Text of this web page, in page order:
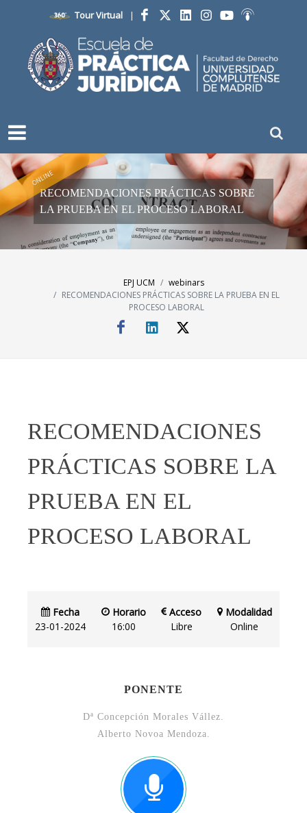
Tour Virtual |
Facebook
ONLINE
RECOMENDACIONES PRÁCTICAS SOBRE
LA PRUEBA EN EL PROCESO LABORAL
EPJ UCM
webinars
RECOMENDACIONES PRÁCTICAS SOBRE LA PRUEBA EN EL
PROCESO LABORAL
RECOMENDACIONES
PRÁCTICAS SOBRE LA
PRUEBA EN EL
PROCESO LABORAL
Fecha
23-01-2024
Horario
16:00
Acceso
Libre
Modalidad
Online
PONENTE
Dª Concepción Morales Vállez.
Alberto Novoa Mendoza.